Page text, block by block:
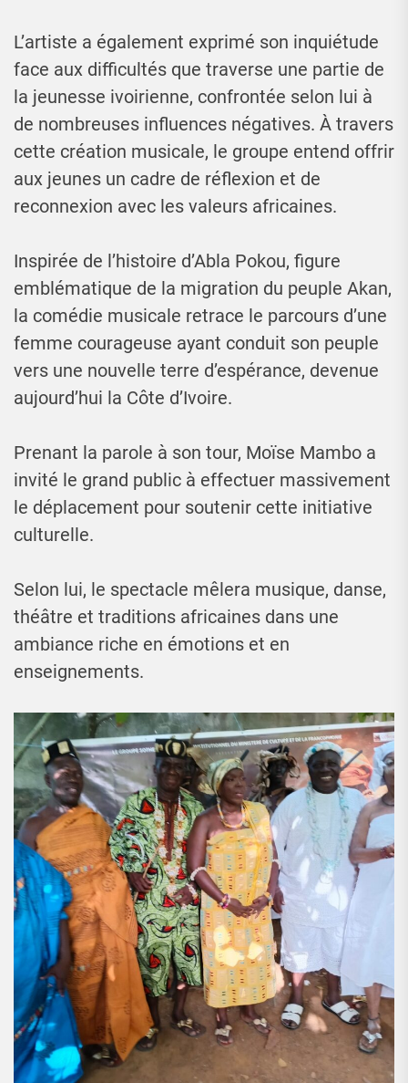
L’artiste a également exprimé son inquiétude
face aux difficultés que traverse une partie de
la jeunesse ivoirienne, confrontée selon lui à
de nombreuses influences négatives. À travers
cette création musicale, le groupe entend offrir
aux jeunes un cadre de réflexion et de
reconnexion avec les valeurs africaines.
Inspirée de l’histoire d’Abla Pokou, figure
emblématique de la migration du peuple Akan,
la comédie musicale retrace le parcours d’une
femme courageuse ayant conduit son peuple
vers une nouvelle terre d’espérance, devenue
aujourd’hui la Côte d’Ivoire.
Prenant la parole à son tour, Moïse Mambo a
invité le grand public à effectuer massivement
le déplacement pour soutenir cette initiative
culturelle.
Selon lui, le spectacle mêlera musique, danse,
théâtre et traditions africaines dans une
ambiance riche en émotions et en
enseignements.